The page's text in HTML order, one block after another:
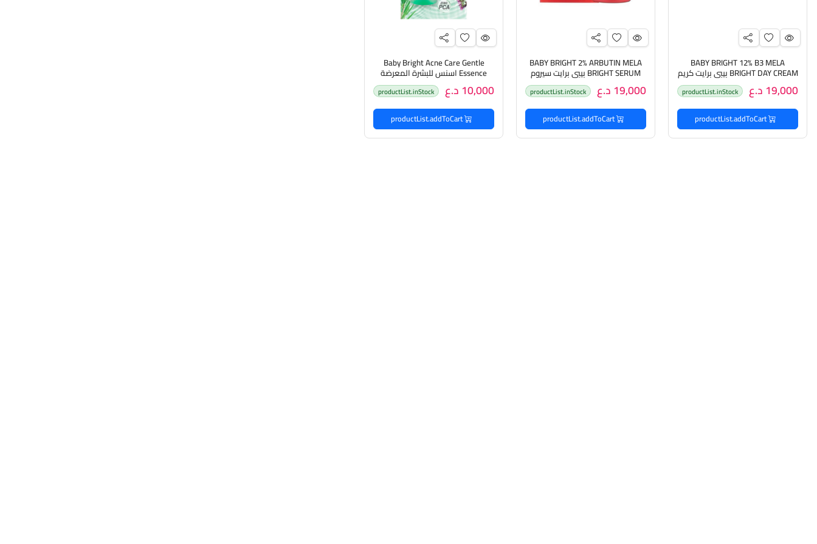
BABY BRIGHT 12% B3 MELA
BRIGHT DAY CREAM بيبي برايت كريم
نهاري للعناية بالبشرة مضاد للبقع
الداكنة والتصبغات19,000 د.ع productList.inStock
productList.addToCart
BABY BRIGHT 2% ARBUTIN MELA
BRIGHT SERUM بيبي برايت سيروم
للعناية بالبشرة مضاد للتصبغات
19,000 د.ع productList.inStock
productList.addToCart
Baby Bright Acne Care Gentle
Essence اسنس للبشرة المعرضة
للحبوب 10,000 د.ع productList.inStock
productList.addToCart